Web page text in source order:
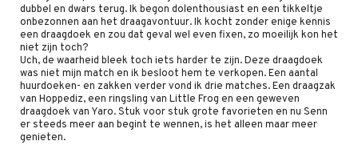
dubbel en dwars terug. Ik begon dolenthousiast en een tikkeltje
onbezonnen aan het draagavontuur. Ik kocht zonder enige kennis
een draagdoek en zou dat geval wel even fixen, zo moeilijk kon het
niet zijn toch?
Uch, de waarheid bleek toch iets harder te zijn. Deze draagdoek
was niet mijn match en ik besloot hem te verkopen. Een aantal
huurdoeken- en zakken verder vond ik drie matches. Een draagzak
van Hoppediz, een ringsling van Little Frog en een geweven
draagdoek van Yaro. Stuk voor stuk grote favorieten en nu Senn
er steeds meer aan begint te wennen, is het alleen maar meer
genieten.